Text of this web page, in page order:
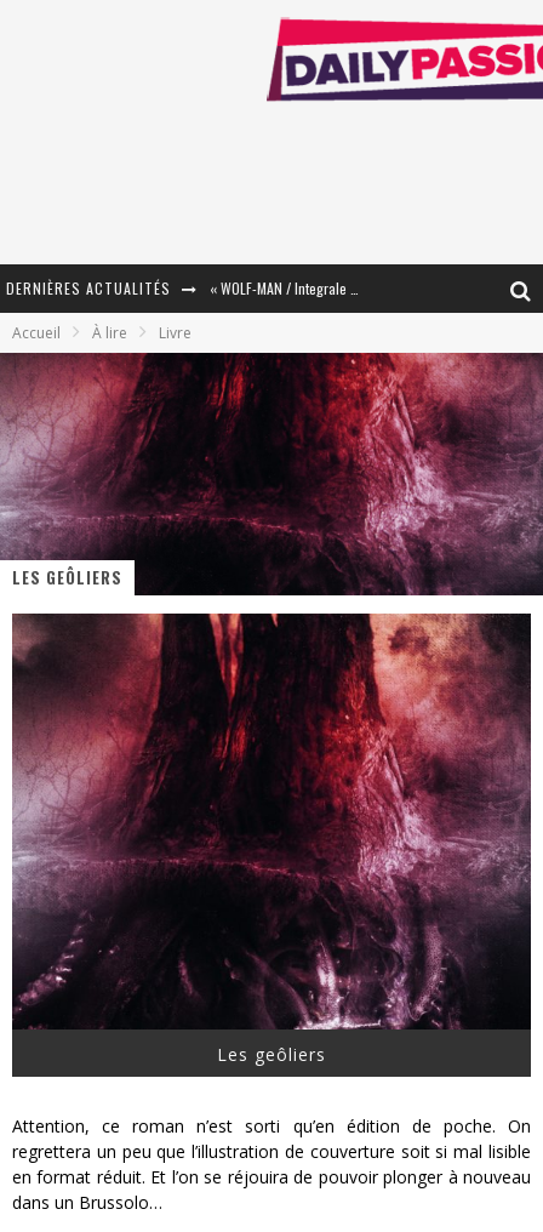
DERNIÈRES ACTUALITÉS
« Mon Village Révolté » - Combattre un Projet !
« Le Béton et le Bambou / Propositions pour Mayotte et le Monde. » - Améliorations !
Star Fox
PsyRiver 2026 : la magie revient sur les rives de l’Aar
« MOFUSAND / Parler Japonais » – Des Expressions Pratiques !
« Dr Wertham / L’homme qui étudia les tueurs en série » - Un Métier à Risque !
Assassin's Creed Black Flag Resynced
« Le Vent dand les Saules » - Une Belle Histoire !
« Damn Them All » - Un duo de Choc !
Yoshi and the mysterious book
Accueil À lire Livre
LES GEÔLIERS
Les geôliers
Attention, ce roman n’est sorti qu’en édition de poche. On
regrettera un peu que l’illustration de couverture soit si mal lisible
en format réduit. Et l’on se réjouira de pouvoir plonger à nouveau
dans un Brussolo…